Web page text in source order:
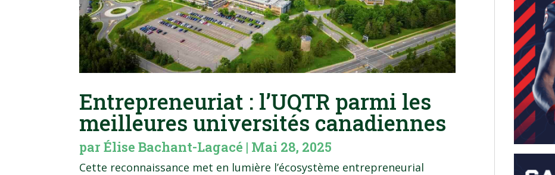
Entrepreneuriat : l’UQTR parmi les
meilleures universités canadiennes
parÉlise Bachant-Lagacé | Mai 28, 2025
Cette reconnaissance met en lumière l’écosystème entrepreneurial